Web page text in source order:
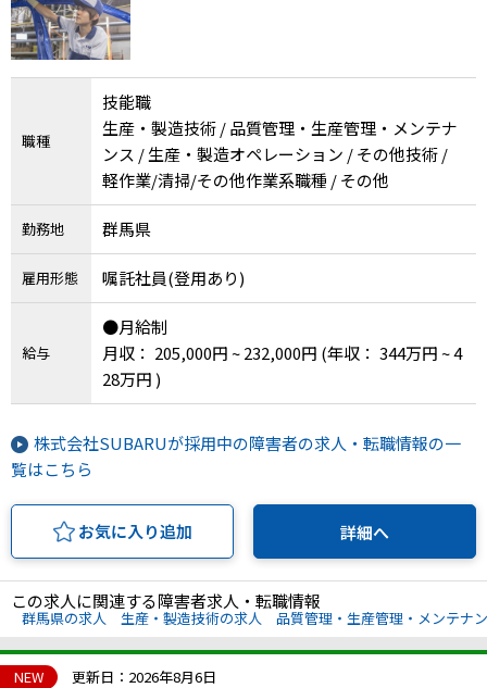
職種
技能職
生産・製造技術 / 品質管理・生産管理・メンテナ
ンス / 生産・製造オペレーション / その他技術 /
軽作業/清掃/その他作業系職種 / その他
勤務地 群馬県
雇用形態 嘱託社員(登用あり)
給与
●月給制
月収： 205,000円 ~ 232,000円 (年収： 344万円 ~ 4
28万円 )
株式会社SUBARUが採用中の障害者の求人・転職情報の一
覧はこちら
お気に入り追加 詳細へ
この求人に関連する障害者求人・転職情報
群馬県の求人 生産・製造技術の求人 品質管理・生産管理・メンテナ
NEW 更新日：2026年8月6日